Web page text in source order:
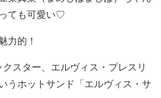
ても可愛い♡
力的！
スター、 エルヴィス・プレスリ
うホットサンド「エルヴィス・サ